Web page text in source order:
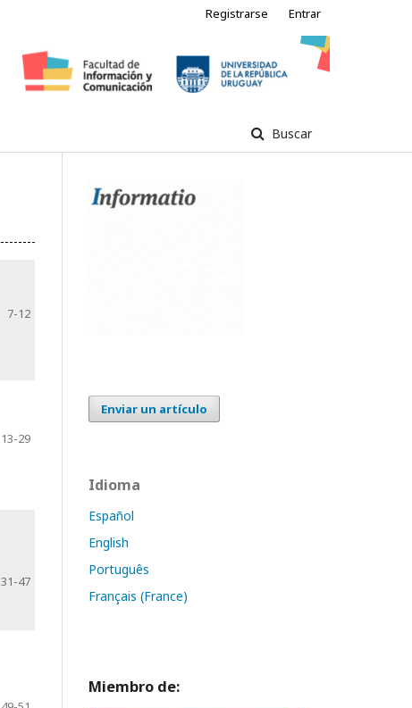
Buscar
Registrarse Entrar
7-12
13-29
31-47
Enviar un artículo
Idioma
Español
English
Português
Français (France)
Miembro de: